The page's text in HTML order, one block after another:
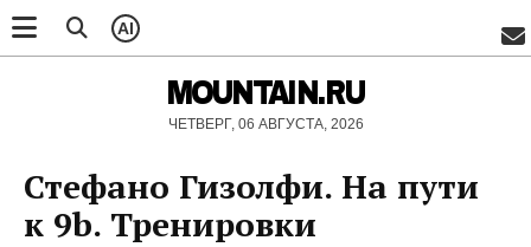
AI
MOUNTAIN.RU
ЧЕТВЕРГ, 06 АВГУСТА, 2026
Стефано Гизолфи. На пути
к 9b. Тренировки